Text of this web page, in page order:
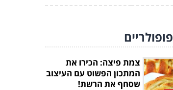
פופולריים
צמת פיצה: הכירו את
המתכון הפשוט עם העיצוב
שסחף את הרשת!